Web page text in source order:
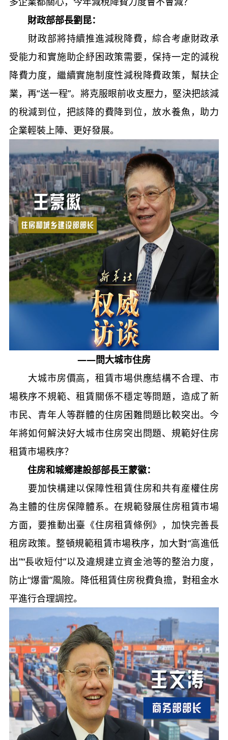
財政部部長劉昆：
財政部將持續推進減稅降費，綜合考慮財政承
受能力和實施助企紓困政策需要，保持一定的減稅
降費力度，繼續實施制度性減稅降費政策，幫扶企
業，再“送一程”。將克服眼前收支壓力，堅決把該減
的稅減到位，把該降的費降到位，放水養魚，助力
企業輕裝上陣、更好發展。
——問大城市住房
大城市房價高，租賃市場供應結構不合理、市
場秩序不規範、租賃關係不穩定等問題，造成了新
市民、青年人等群體的住房困難問題比較突出。今
年將如何解決好大城市住房突出問題、規範好住房
租賃市場秩序？
住房和城鄉建設部部長王蒙徽：
要加快構建以保障性租賃住房和共有産權住房
為主體的住房保障體系。在規範發展住房租賃市場
方面，要推動出臺《住房租賃條例》，加快完善長
租房政策。整頓規範租賃市場秩序，加大對“高進低
出”“長收短付”以及違規建立資金池等的整治力度，
防止“爆雷”風險。降低租賃住房稅費負擔，對租金水
平進行合理調控。